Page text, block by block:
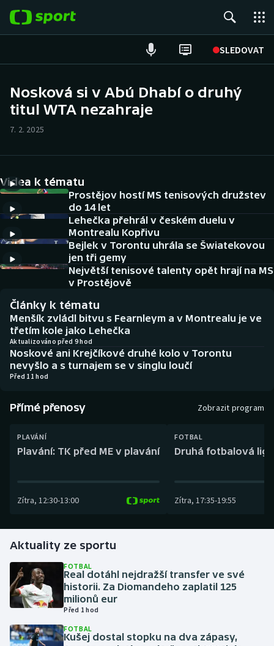
SLEDOVAT
Hokej
Cyklistika
DALŠÍ SPORTY
Americký fotbal
Baseball a softbal
Basketbal
Biatlon
Boby a skeleton
Box
Curling
Golf
Gymnastika
Házená
Jezdectví
NEPŘEHLÉDNĚTE
Historické návraty
Aplikace ČT sport
AZ kvíz
Nosková si v Abú Dhabí o druhý
titul WTA nezahraje
7. 2. 2025
Videa k tématu
Prostějov hostí MS tenisových družstev
do 14 let
Lehečka přehrál v českém duelu v
Montrealu Kopřivu
Bejlek v Torontu uhrála se Šwiatekovou
jen tři gemy
Největší tenisové talenty opět hrají na MS
v Prostějově
Články k tématu
Menšík zvládl bitvu s Fearnleym a v Montrealu je ve
třetím kole jako Lehečka
Aktualizováno před 9 hod
Noskové ani Krejčíkové druhé kolo v Torontu
nevyšlo a s turnajem se v singlu loučí
Před 11 hod
Přímé přenosy Zobrazit program
PLAVÁNÍ
Plavání: TK před ME v plavání
Zítra, 12:30-13:00
FOTBAL
Druhá fotbalová
Zítra, 17:35-19:55
Aktuality ze sportu
FOTBAL
Real dotáhl nejdražší transfer ve své
historii. Za Diomandeho zaplatil 125
milionů eur
Před 1 hod
FOTBAL
Kušej dostal stopku na dva zápasy,